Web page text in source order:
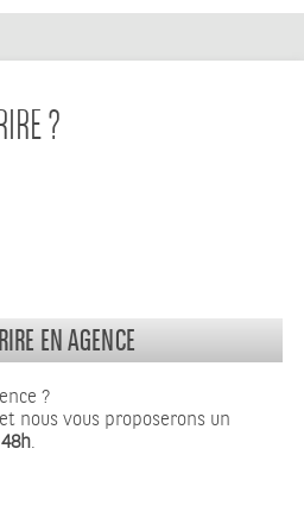
?
EN AGENCE
?
nous vous proposerons un
.